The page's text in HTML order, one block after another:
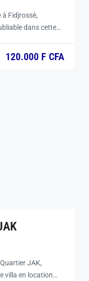
à Fidjrossè,
dans cette
plage de Fidjrossè.
avec salle de
120.000 F CFA
JAK,
villa en location